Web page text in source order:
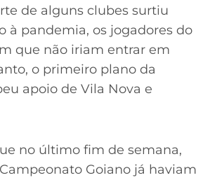
de alguns clubes surtiu
à pandemia, os jogadores do
que não iriam entrar em
o primeiro plano da
apoio de Vila Nova e
no último fim de semana,
Goiano já haviam